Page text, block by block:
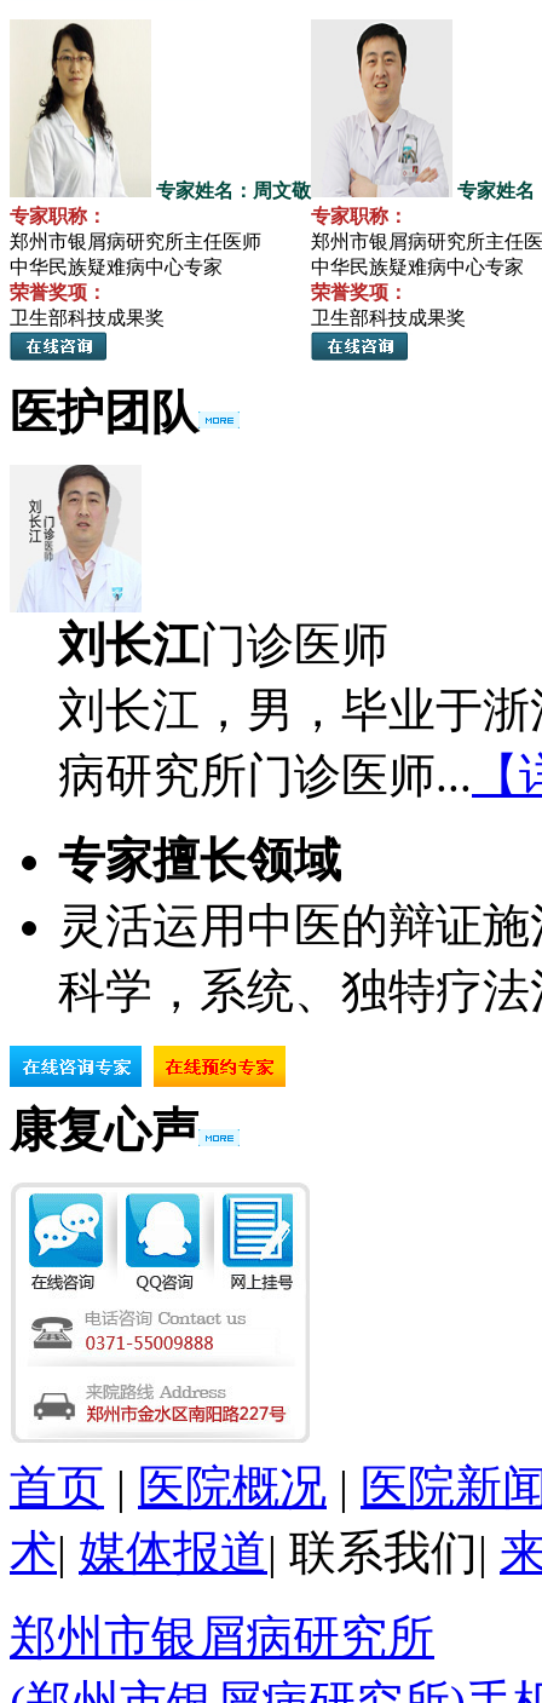
专家姓名：周文敬
专家职称：
郑州市银屑病研究所主任医师
中华民族疑难病中心专家
荣誉奖项：
卫生部科技成果奖
专家姓名
专家职称：
郑州市银屑病研究所主任
中华民族疑难病中心专家
荣誉奖项：
卫生部科技成果奖
医护团队
刘长江门诊医师
刘长江，男，毕业于
病研究所门诊医师...
专家擅长领域
灵活运用中医的辩证
科学，系统、独特疗
康复心声
首页 | 医院概况 | 医院新
术| 媒体报道| 联系我们|
郑州市银屑病研究所